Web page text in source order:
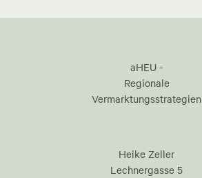
aHEU -
Regionale
Vermarktungsstrategien
Heike Zeller
Lechnergasse 5